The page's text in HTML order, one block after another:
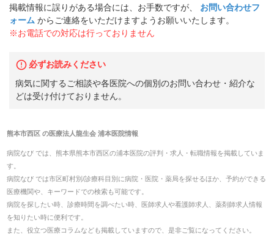
掲載情報に誤りがある場合には、お手数ですが、
お問い合わせフ
ォーム からご連絡をいただけますようお願いいたします。
※お電話での対応は行っておりません
必ずお読みください
病気に関するご相談や各医院への個別のお問い合わせ・紹介な
どは受け付けておりません。
熊本市西区の医療法人龍生会 浦本医院情報
病院なび では、 熊本県熊本市西区の浦本医院の評判・求人・転職情報を掲載していま
す。
病院なび では市区町村別/診療科目別に病院・医院・薬局を探せるほか、予約ができる
医療機関や、キーワードでの検索も可能です。
病院を探したい時、診療時間を調べたい時、医師求人や看護師求人、薬剤師求人情報
を知りたい時に便利です。
また、役立つ医療コラムなども掲載していますので、是非ご覧になってください。